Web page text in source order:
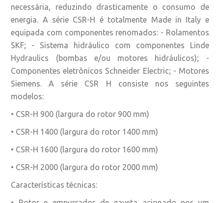
necessária, reduzindo drasticamente o consumo de
energia. A série CSR-H é totalmente Made in Italy e
equipada com componentes renomados: - Rolamentos
SKF; - Sistema hidráulico com componentes Linde
Hydraulics (bombas e/ou motores hidráulicos); -
Componentes eletrônicos Schneider Electric; - Motores
Siemens. A série CSR H consiste nos seguintes
modelos:
• CSR-H 900 (largura do rotor 900 mm)
• CSR-H 1400 (largura do rotor 1400 mm)
• CSR-H 1600 (largura do rotor 1600 mm)
• CSR-H 2000 (largura do rotor 2000 mm)
Características técnicas: